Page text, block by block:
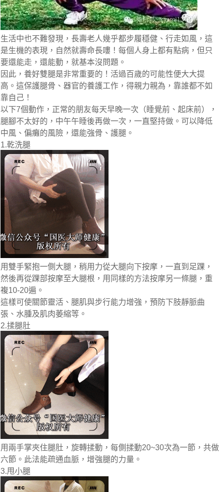
生活中也不難發現，長壽老人幾乎都步履穩健、行走如風，這
是生機的表現，自然就壽命長嘍！每個人身上都有點病，但只
要還能走，還能動，就基本沒問題。
因此，養好雙腿是非常重要的！活過百歲的可能性便大大提
高。這保護腿骨、器官的養護工作，得親力親為，靠誰都不如
靠自己！
以下7個動作，正常的朋友每天早晚一次（睡覺前、起床前），
腿腳不太好的，中午午睡後再做一次，一直堅持做。可以降低
中風、偏癱的風險，還能強骨、護腿。
1.乾洗腿
用雙手緊抱一側大腿，稍用力從大腿向下按摩，一直到足踝，
然後再從踝部按摩至大腿根，用同樣的方法按摩另一條腿，重
複10-20遍。
這樣可使關節靈活、腿肌與步行能力增強，預防下肢靜脈曲
張、水腫及肌肉萎縮等。
2.揉腿肚
用兩手掌夾住腿肚，旋轉揉動，每側揉動20~30次為一節，共做
六節。此法能疏通血脈，增強腿的力量。
3.甩小腿